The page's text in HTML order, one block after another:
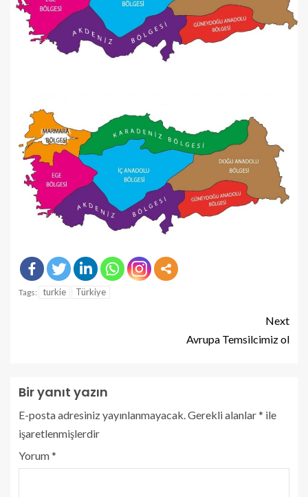
Tags: turkie Türkiye
Next
Avrupa Temsilcimiz ol
Bir yanıt yazın
E-posta adresiniz yayınlanmayacak. Gerekli alanlar* ile
işaretlenmişlerdir
Yorum*